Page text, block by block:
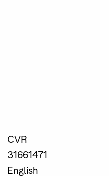
CVR
31661471
English